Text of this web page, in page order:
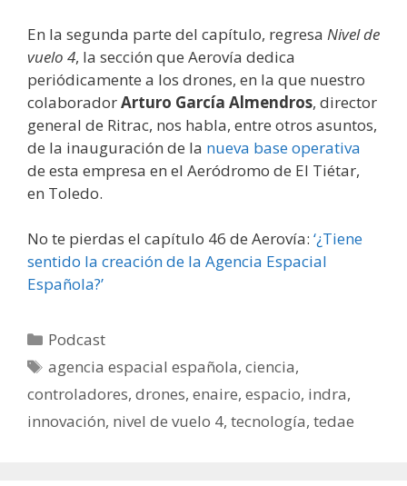
En la segunda parte del capítulo, regresa Nivel de
vuelo 4, la sección que Aerovía dedica
periódicamente a los drones, en la que nuestro
colaboradorArturo García Almendros, director
general de Ritrac, nos habla, entre otros asuntos,
de la inauguración de la nueva base operativa
de esta empresa en el Aeródromo de El Tiétar,
en Toledo.
No te pierdas el capítulo 46 de Aerovía: ‘¿Tiene
sentido la creación de la Agencia Espacial
Española?’
Categorías
Podcast
Etiquetas
agencia espacial española,ciencia,
controladores, drones, enaire, espacio, indra,
innovación, nivel de vuelo 4, tecnología, tedae